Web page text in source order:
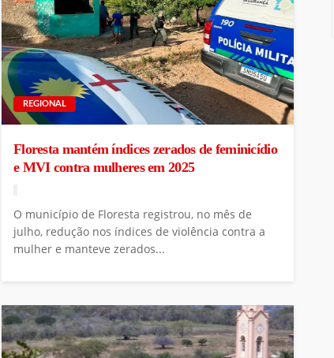
REGIONAL
Floresta mantém índices zerados de feminicídio
e MVI contra mulheres em 2025
O município de Floresta registrou, no mês de
julho, redução nos índices de violência contra a
mulher e manteve zerados...